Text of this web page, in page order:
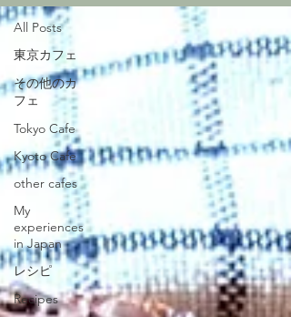
All Posts
東京カフェ
その他のカ
フェ
Tokyo Cafe
Kyoto Cafe
other cafes
My
experiences
in Japan
レシピ
Recipes